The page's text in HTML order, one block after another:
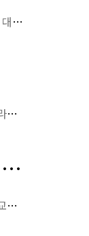
'호수 지정서' 한 장의 서명이 분양계약을 완성한다허준열 부동산 전문 칼럼니스트 / 시사매거진 편집위원 / (전)프라임경제 편집위원 / ㈜투자의신 대표"지금 아니면 좋은 호실 없습…
[인터뷰] 투자의신 허준열 대표: AI 부동산 분양분석 플랫폼 ‘왓스코어’ 스토리“누구나 무료사용, 플랫폼 상용화 하면 허위매물에 속는 분양피해 사라질 것”허준열 투자의신 대표는 …
더스쿠프 커버스토리 視리즈아무도 말하지 않는 분양사기 실체➇AI부동산 분양분석 플랫폼 분석AI분석 플랫폼 개발한 카이스트이문용 카이스트 교수팀 개발 완료방대한 데이터 분석한 객관적…